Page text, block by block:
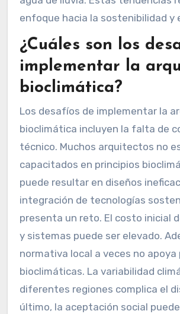
enfoque hacia la sostenibilidad y
¿Cuáles son los
implementar la
bioclimática?
Los desafíos de implementar la
bioclimática incluyen la falta de
técnico. Muchos arquitectos no
capacitados en principios
puede resultar en diseños
integración de tecnologías
presenta un reto. El costo inicial
y sistemas puede ser elevado.
normativa local a veces no
bioclimáticas. La variabilidad
diferentes regiones complica el
último, la aceptación social